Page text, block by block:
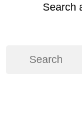
Search